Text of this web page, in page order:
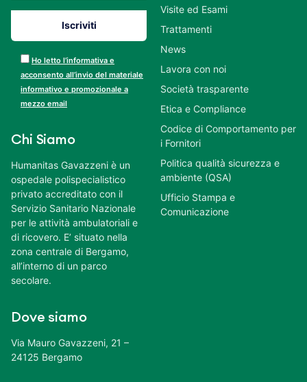
Ho letto l’informativa e
acconsento all’invio del materiale
informativo e promozionale a
mezzo email
Chi Siamo
Humanitas Gavazzeni è un
ospedale polispecialistico
privato accreditato con il
Servizio Sanitario Nazionale
per le attività ambulatoriali e
di ricovero. E’ situato nella
zona centrale di Bergamo,
all’interno di un parco
secolare.
Dove siamo
Via Mauro Gavazzeni, 21 –
24125 Bergamo
Visite ed Esami
Trattamenti
News
Lavora con noi
Società trasparente
Etica e Compliance
Codice di Comportamento per
i Fornitori
Politica qualità sicurezza e
ambiente (QSA)
Ufficio Stampa e
Comunicazione